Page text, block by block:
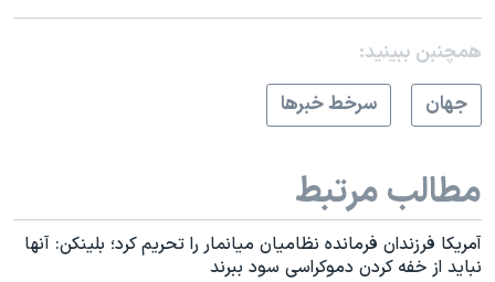
همچنبن ببینید:
جهان
سرخط خبرها
مطالب مرتبط
آمریکا فرزندان فرمانده نظامیان میانمار را تحریم کرد؛ بلینکن: آنها
نباید از خفه کردن دموکراسی سود ببرند